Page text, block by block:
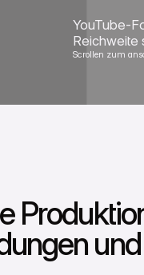
YouTube-
Reichweite
Scrollen zum